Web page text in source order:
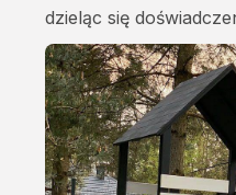
dzieląc się